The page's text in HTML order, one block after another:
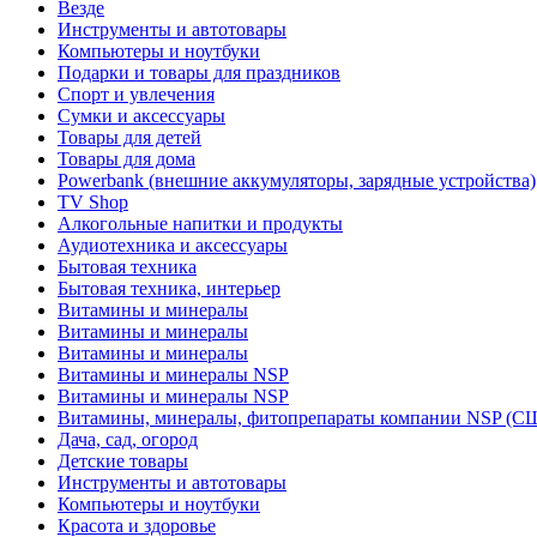
Везде
Инструменты и автотовары
Компьютеры и ноутбуки
Подарки и товары для праздников
Спорт и увлечения
Сумки и аксессуары
Товары для детей
Товары для дома
Powerbank (внешние аккумуляторы, зарядные устройства)
TV Shop
Алкогольные напитки и продукты
Аудиотехника и аксессуары
Бытовая техника
Бытовая техника, интерьер
Витамины и минералы
Витамины и минералы
Витамины и минералы
Витамины и минералы NSP
Витамины и минералы NSP
Витамины, минералы, фитопрепараты компании NSP
Дача, сад, огород
Детские товары
Инструменты и автотовары
Компьютеры и ноутбуки
Красота и здоровье